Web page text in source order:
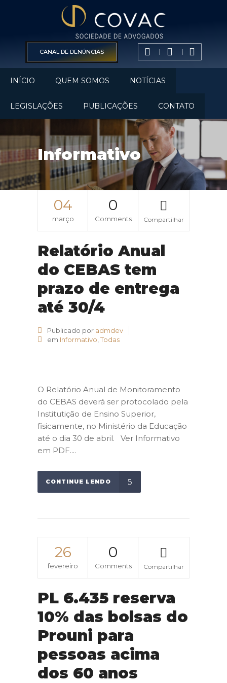
CANAL DE DENÚNCIAS
INÍCIO QUEM SOMOS NOTÍCIAS
LEGISLAÇÕES PUBLICAÇÕES CONTATO
Informativo
04
março
0
Comments Compartilhar
Relatório Anual
do CEBAS tem
prazo de entrega
até 30/4
Publicado por admdev
em Informativo Todas
O Relatório Anual de Monitoramento
do CEBAS deverá ser protocolado pela
Institutição de Ensino Superior,
fisicamente, no Ministério da Educação
até o dia 30 de abril. Ver Informativo
em PDF....
CONTINUE LENDO
26
fevereiro
0
Comments Compartilhar
PL 6.435 reserva
10% das bolsas do
Prouni para
pessoas acima
dos 60 anos